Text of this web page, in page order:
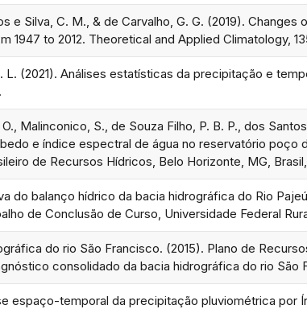
e Silva, C. M., & de Carvalho, G. G. (2019).
1947 to 2012. Theoretical and Applied Climatology,
L. (2021). Análises estatísticas da precipitação e
Malinconico, S., de Souza Filho, P. B. P., dos
e índice espectral de água no reservatório poço
de Recursos Hídricos, Belo Horizonte, MG,
do balanço hídrico da bacia hidrográfica do Rio
de Conclusão de Curso, Universidade Federal
do rio São Francisco. (2015). Plano de
consolidado da bacia hidrográfica do rio
espaço-temporal da precipitação pluviométrica por